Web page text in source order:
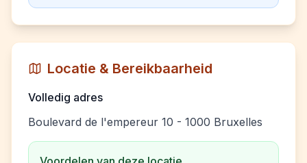
Locatie & Bereikbaarheid
Volledig adres
Boulevard de l'empereur 10 - 1000 Bruxelles